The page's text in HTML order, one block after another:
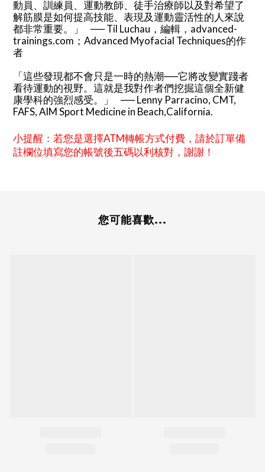
動員、訓練員、運動教師、徒手治療師以及對希望了
解筋膜是如何提高技能、表現及運動靈活性的人來說
都非常重要。」 ── Til Luchau ，編輯， advanced-
trainings.com ； Advanced Myofacial Techniques的作
者
「這些發現都不會只是一時的熱潮──它將改變實踐者
看待運動的視野。這就是我對作者們挖掘這個全新健
康學科的強烈感受。」 ── Lenny Parracino, CMT,
FAFS, AIM Sport Medicine in Beach,California.
小提醒：若您是選擇ATM轉帳方式付費，請於訂單備
註欄位填寫您的帳號後五碼以利核對，謝謝！
您可能喜歡...